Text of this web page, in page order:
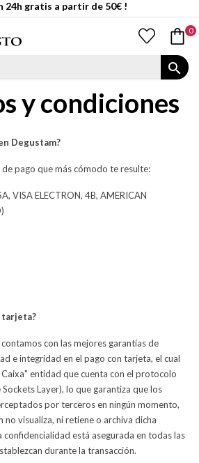
24h gratis a partir de 50€ !
0
search
y condiciones
Degustam?
pago que más cómodo te resulte:
VISA ELECTRON, 4B, AMERICAN
tarjeta?
con las mejores garantías de
e integridad en el pago con tarjeta, el cual
Caixa" entidad que cuenta con el protocolo
Sockets Layer), lo que garantiza que los
por terceros en ningún momento,
no visualiza, ni retiene o archiva dicha
está asegurada en todas las
durante la transacción.